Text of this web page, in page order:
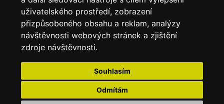
uživatelského prostředí, zobrazení
přizpůsobeného obsahu a reklam, analýzy
návštěvnosti webových stránek a zjištění
zdroje návštěvnosti.
Souhlasím
Odmítám